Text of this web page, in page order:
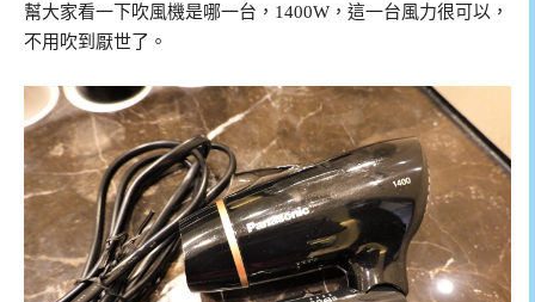
幫大家看一下吹風機是哪一台，1400W，這一台風力很可以，
不用吹到厭世了。